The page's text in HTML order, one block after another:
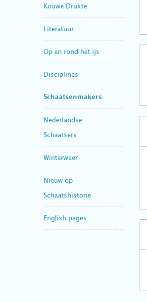
Kouwe Drukte
Literatuur
Op en rond het ijs
Disciplines
Schaatsenmakers
Nederlandse
Schaatsers
Winterweer
Nieuw op
Schaatshistorie
English pages